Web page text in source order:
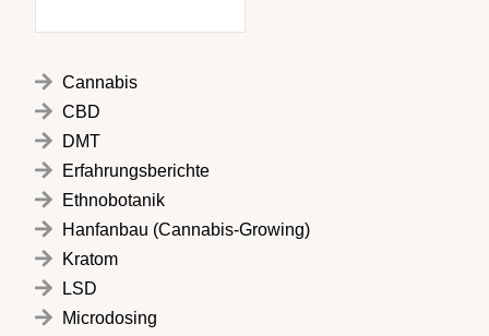
Cannabis
CBD
DMT
Erfahrungsberichte
Ethnobotanik
Hanfanbau (Cannabis-Growing)
Kratom
LSD
Microdosing